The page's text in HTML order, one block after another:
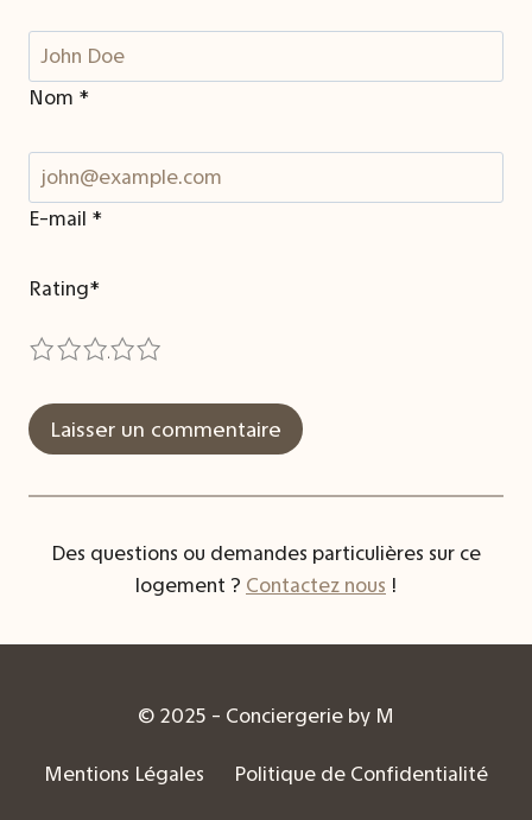
Nom *
E-mail *
Rating*
5
4
3
2
Des questions ou demandes particulières sur ce
logement ? Contactez nous !
© 2025 - Conciergerie by M
Mentions Légales Politique de Confidentialité